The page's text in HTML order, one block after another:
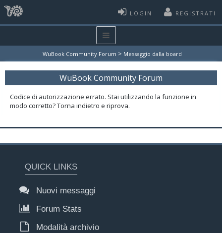
LOGIN REGISTRATI
WuBook Community Forum > Messaggio dalla board
WuBook Community Forum
Codice di autorizzazione errato. Stai utilizzando la funzione in
modo corretto? Torna indietro e riprova.
QUICK LINKS
Nuovi messaggi
Forum Stats
Modalità archivio